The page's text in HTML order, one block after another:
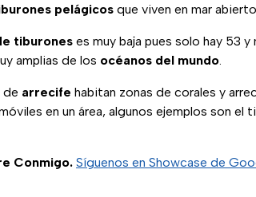
pelágicos que viven en mar
tiburones es muy baja pues solo hay 53
amplias de los océanos del mundo
de arrecife habitan zonas de corales y
en un área, algunos ejemplos son el
Conmigo. Síguenos en Showcase de